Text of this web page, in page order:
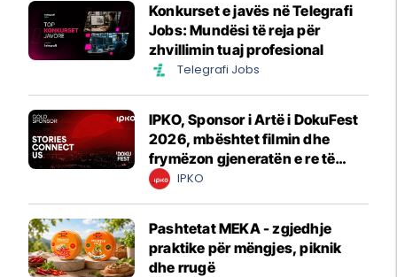
Konkurset e javës në Telegrafi
Jobs: Mundësi të reja për
zhvillimin tuaj profesional
Telegrafi Jobs
IPKO, Sponsor i Artë i DokuFest
2026, mbështet filmin dhe
frymëzon gjeneratën e re të
krijuesve
IPKO
Pashtetat MEKA - zgjedhje
praktike për mëngjes, piknik
dhe rrugë